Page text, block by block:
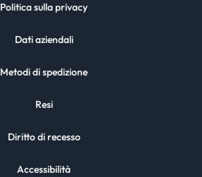
Politica sulla privacy
Dati aziendali
Metodi di spedizione
Resi
Diritto di recesso
Accessibilità